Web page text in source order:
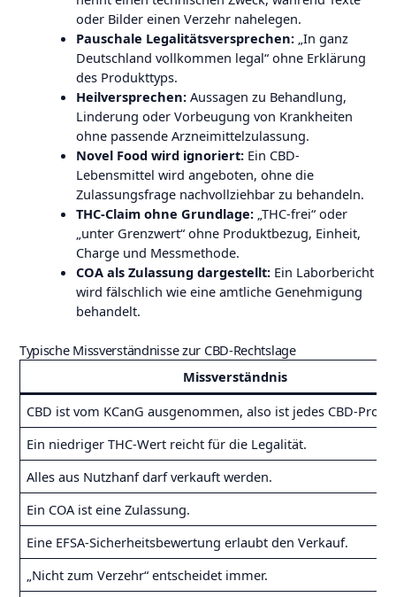
oder Bilder einen Verzehr nahelegen.
Pauschale Legalitätsversprechen:„In ganz
Deutschland vollkommen legal“ ohne Erklärung
des Produkttyps.
Heilversprechen:Aussagen zu Behandlung,
Linderung oder Vorbeugung von Krankheiten
ohne passende Arzneimittelzulassung.
Novel Food wird ignoriert:Ein CBD-
Lebensmittel wird angeboten, ohne die
Zulassungsfrage nachvollziehbar zu behandeln.
THC-Claim ohne Grundlage:„THC-frei“ oder
„unter Grenzwert“ ohne Produktbezug, Einheit,
Charge und Messmethode.
COA als Zulassung dargestellt:Ein Laborbericht
wird fälschlich wie eine amtliche Genehmigung
behandelt.
Typische Missverständnisse zur CBD-Rechtslage
Missverständnis
CBD ist vom KCanG ausgenommen, also ist jedes CBD-
Ein niedriger THC-Wert reicht für die Legalität.
Alles aus Nutzhanf darf verkauft werden.
Ein COA ist eine Zulassung.
Eine EFSA-Sicherheitsbewertung erlaubt den Verkauf.
„Nicht zum Verzehr“ entscheidet immer.